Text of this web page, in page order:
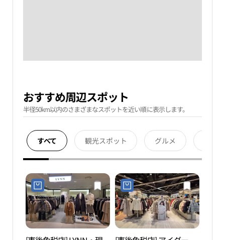
おすすめ周辺スポット
半径50km以内のさまざまなスポットを近い順に表示します。
すべて 観光スポット グルメ